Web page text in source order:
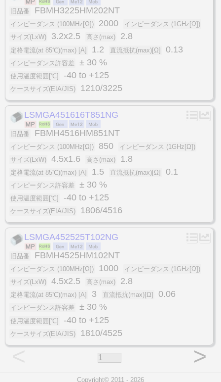
旧品番 FBMH3225HM202NT
インピーダンス (100MHz[Ω]) 2000
インピーダンス (1GHz[Ω])
サイズ(LxW)
3.2x2.5 高さ(max) 2.8
定格電流(at 85℃)(max) [A] 1.2 直流抵抗(max)[Ω] 0.13
インピーダンス許容差 ± 30 %
使用温度範囲[℃] -40 to +125
ケースサイズ(EIA/JIS) 1210/3225
LSMGA451616T851NG
旧品番 FBMH4516HM851NT
インピーダンス (100MHz[Ω]) 850
インピーダンス (1GHz[Ω])
サイズ(LxW)
4.5x1.6 高さ(max) 1.8
定格電流(at 85℃)(max) [A] 1.5 直流抵抗(max)[Ω] 0.1
インピーダンス許容差 ± 30 %
使用温度範囲[℃] -40 to +125
ケースサイズ(EIA/JIS) 1806/4516
LSMGA452525T102NG
旧品番 FBMH4525HM102NT
インピーダンス (100MHz[Ω]) 1000
インピーダンス (1GHz[Ω])
サイズ(LxW)
4.5x2.5 高さ(max) 2.8
定格電流(at 85℃)(max) [A] 3 直流抵抗(max)[Ω] 0.06
インピーダンス許容差 ± 30 %
使用温度範囲[℃] -40 to +125
ケースサイズ(EIA/JIS) 1810/4525
< >
Copyright© 2011 - 2026